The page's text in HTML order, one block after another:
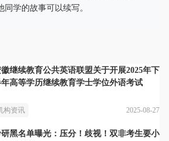
学的故事可以续写。
继续教育公共英语联盟关于开展2025年下
高等学历继续教育学士学位外语考试
构资讯 2025-08-27
黑名单曝光：压分！歧视！双非考生要小